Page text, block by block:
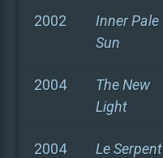
2002
Inner Pale
Sun
2004
The New
Light
2004
Le Serpent